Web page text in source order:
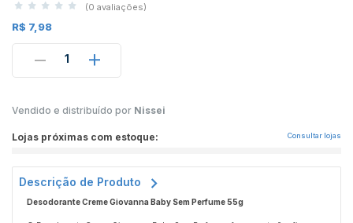
(0 avaliações)
R$ 7,98
1
Vendido e distribuído por Nissei
Lojas próximas com estoque: Consultar lojas
Descrição de Produto
Desodorante Creme Giovanna Baby Sem Perfume 55g